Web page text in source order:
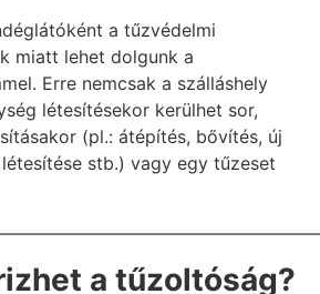
a tűzvédelmi
miatt lehet dolgunk a
Erre nemcsak a szálláshely
létesítésekor kerülhet sor,
(pl.: átépítés, bővítés, új
stb.) vagy egy tűzeset
a tűzoltóság?